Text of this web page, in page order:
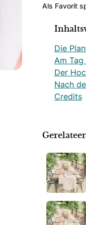
Als Favorit
Die
Am
Der
Nach
Credits